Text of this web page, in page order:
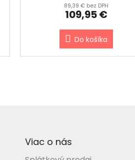
89,39 € bez DPH
109,95 €
Do košíka
Viac o nás